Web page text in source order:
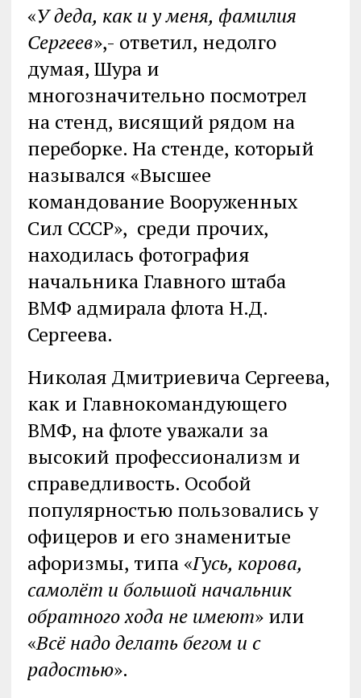
«У деда, как и у меня, фамилия
Сергеев»,- ответил, недолго
думая, Шура и
многозначительно посмотрел
на стенд, висящий рядом на
переборке. На стенде, который
назывался «Высшее
командование Вооруженных
Сил СССР», среди прочих,
находилась фотография
начальника Главного штаба
ВМФ адмирала флота Н.Д.
Сергеева.
Николая Дмитриевича Сергеева,
как и Главнокомандующего
ВМФ, на флоте уважали за
высокий профессионализм и
справедливость. Особой
популярностью пользовались у
офицеров и его знаменитые
афоризмы, типа «Гусь, корова,
самолёт и большой начальник
обратного хода не имеют» или
«Всё надо делать бегом и с
радостью».